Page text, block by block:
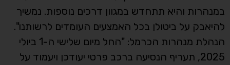
במנהרות והיא תתחדש במגוון דרכים נוספות. נמשיך
להיאבק על ביטולן בכל האמצעים העומדים לרשותנו".
הנהלת מנהרות הכרמל: "החל מיום שלישי ה-1 ביולי
2025, תעריף הנסיעה ברכב פרטי יעודכן ויעמוד על